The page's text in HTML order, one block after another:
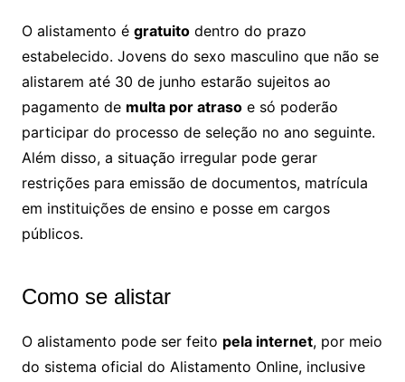
O alistamento é gratuitodentro do prazo
estabelecido. Jovens do sexo masculino que não se
alistarem até 30 de junho estarão sujeitos ao
pagamento de multa por atrasoe só poderão
participar do processo de seleção no ano seguinte.
Além disso, a situação irregular pode gerar
restrições para emissão de documentos, matrícula
em instituições de ensino e posse em cargos
públicos.
Como se alistar
O alistamento pode ser feito pela internet, por meio
do sistema oficial do Alistamento Online, inclusive